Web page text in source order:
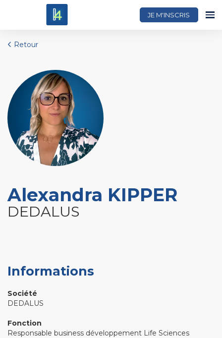
JE M'INSCRIS
Retour
Alexandra KIPPER
DEDALUS
Informations
Société
DEDALUS
Fonction
Responsable business développement Life Sciences